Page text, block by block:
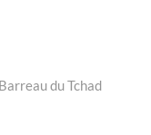
du Tchad